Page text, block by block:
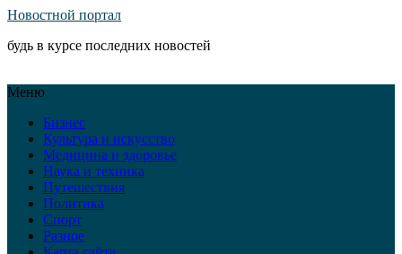
Новостной портал
будь в курсе последних новостей
Меню
Бизнес
Культура и искусство
Медицина и здоровье
Наука и техника
Путешествия
Политика
Спорт
Разное